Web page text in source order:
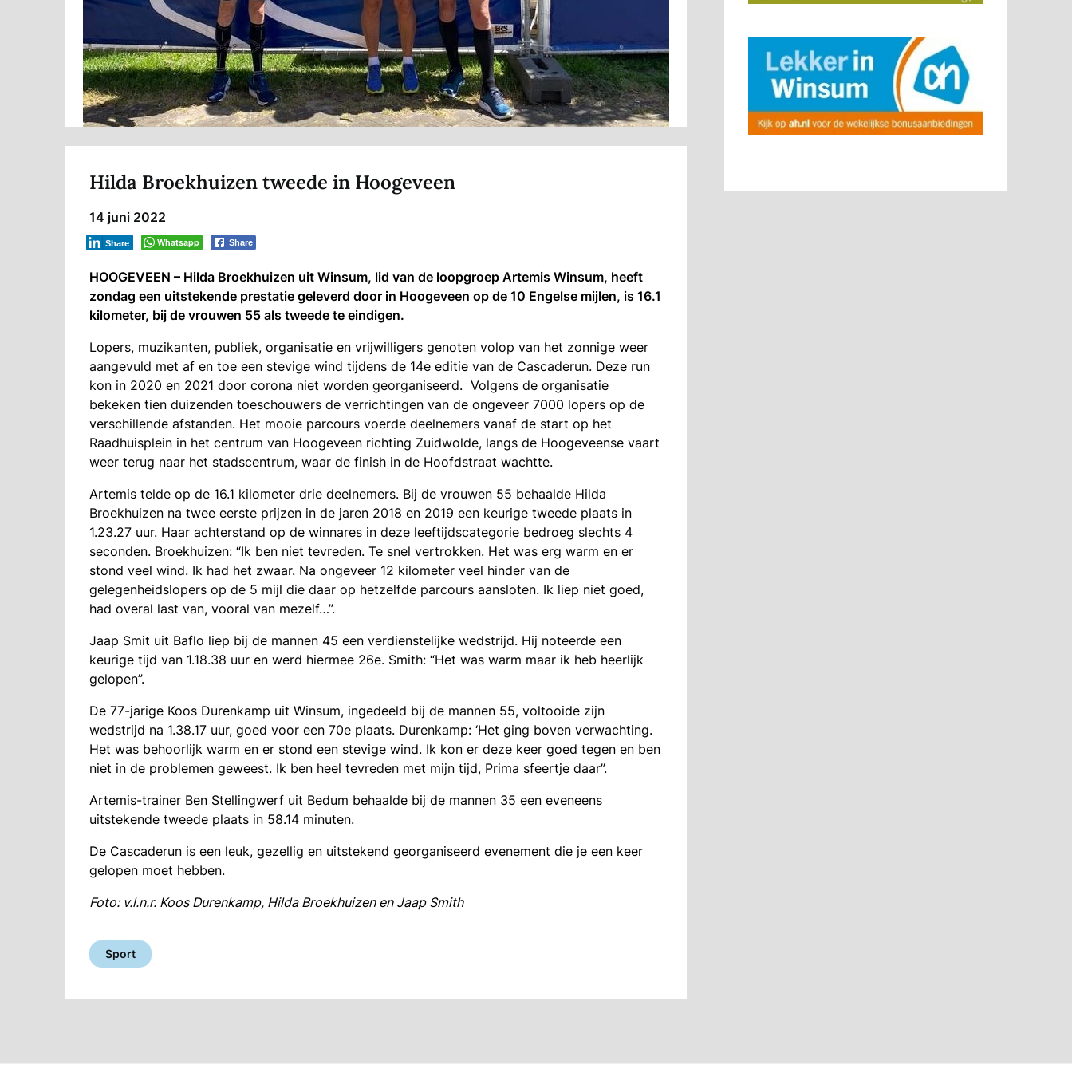
Hilda Broekhuizen tweede in Hoogeveen
14 juni 2022
Whatsapp Share
Share
HOOGEVEEN – Hilda Broekhuizen uit Winsum, lid van de loopgroep Artemis Winsum, heeft
zondag een uitstekende prestatie geleverd door in Hoogeveen op de 10 Engelse mijlen, is 16.1
kilometer, bij de vrouwen 55 als tweede te eindigen.
Lopers, muzikanten, publiek, organisatie en vrijwilligers genoten volop van het zonnige weer
aangevuld met af en toe een stevige wind tijdens de 14e editie van de Cascaderun. Deze run
kon in 2020 en 2021 door corona niet worden georganiseerd. Volgens de organisatie
bekeken tien duizenden toeschouwers de verrichtingen van de ongeveer 7000 lopers op de
verschillende afstanden. Het mooie parcours voerde deelnemers vanaf de start op het
Raadhuisplein in het centrum van Hoogeveen richting Zuidwolde, langs de Hoogeveense vaart
weer terug naar het stadscentrum, waar de finish in de Hoofdstraat wachtte.
Artemis telde op de 16.1 kilometer drie deelnemers. Bij de vrouwen 55 behaalde Hilda
Broekhuizen na twee eerste prijzen in de jaren 2018 en 2019 een keurige tweede plaats in
1.23.27 uur. Haar achterstand op de winnares in deze leeftijdscategorie bedroeg slechts 4
seconden. Broekhuizen: “Ik ben niet tevreden. Te snel vertrokken. Het was erg warm en er
stond veel wind. Ik had het zwaar. Na ongeveer 12 kilometer veel hinder van de
gelegenheidslopers op de 5 mijl die daar op hetzelfde parcours aansloten. Ik liep niet goed,
had overal last van, vooral van mezelf…”.
Jaap Smit uit Baflo liep bij de mannen 45 een verdienstelijke wedstrijd. Hij noteerde een
keurige tijd van 1.18.38 uur en werd hiermee 26e. Smith: “Het was warm maar ik heb heerlijk
gelopen”.
De 77-jarige Koos Durenkamp uit Winsum, ingedeeld bij de mannen 55, voltooide zijn
wedstrijd na 1.38.17 uur, goed voor een 70e plaats. Durenkamp: ‘Het ging boven verwachting.
Het was behoorlijk warm en er stond een stevige wind. Ik kon er deze keer goed tegen en ben
niet in de problemen geweest. Ik ben heel tevreden met mijn tijd, Prima sfeertje daar”.
Artemis-trainer Ben Stellingwerf uit Bedum behaalde bij de mannen 35 een eveneens
uitstekende tweede plaats in 58.14 minuten.
De Cascaderun is een leuk, gezellig en uitstekend georganiseerd evenement die je een keer
gelopen moet hebben.
Foto: v.l.n.r. Koos Durenkamp, Hilda Broekhuizen en Jaap Smith
Sport